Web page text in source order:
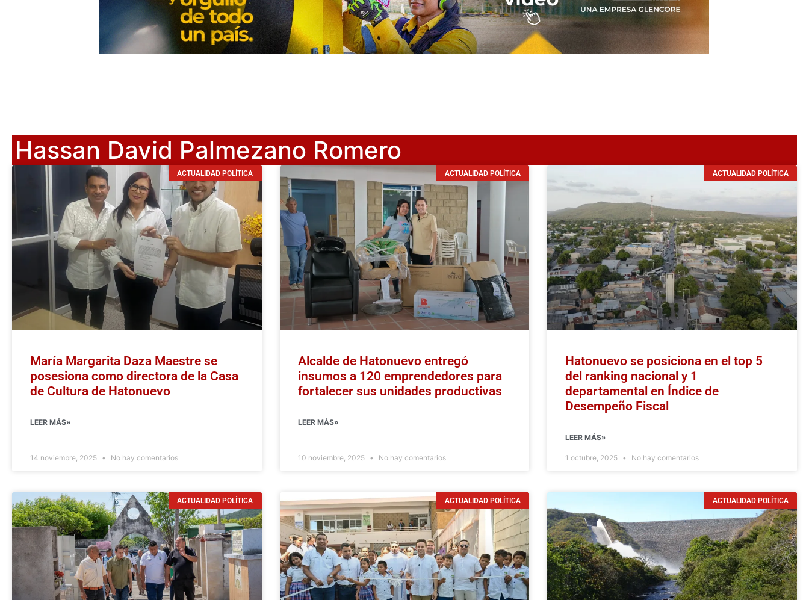
Hassan David Palmezano Romero
ACTUALIDAD POLÍTICA
María Margarita Daza Maestre se
posesiona como directora de la Casa
de Cultura de Hatonuevo
LEER MÁS»
14 noviembre, 2025 No hay comentarios
ACTUALIDAD POLÍTICA
Alcalde de Hatonuevo entregó
insumos a 120 emprendedores para
fortalecer sus unidades productivas
LEER MÁS»
10 noviembre, 2025 No hay comentarios
ACTUALIDAD POLÍTICA
Hatonuevo se posiciona en el top 5
del ranking nacional y 1
departamental en Índice de
Desempeño Fiscal
LEER MÁS»
1 octubre, 2025 No hay comentarios
ACTUALIDAD POLÍTICA ACTUALIDAD POLÍTICA ACTUALIDAD POLÍTICA